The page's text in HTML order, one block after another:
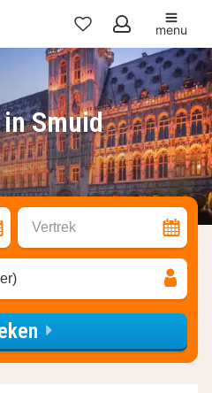
Mijn
favorieten
menu
Smuid
Vertrek